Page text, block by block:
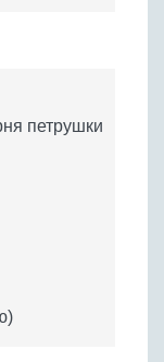
петрушки